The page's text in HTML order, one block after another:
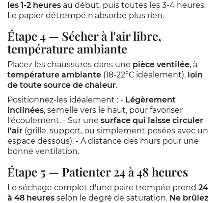
les 1-2 heures au début, puis toutes les 3-4 heures.
Le papier détrempé n'absorbe plus rien.
Étape 4 — Sécher à l'air libre,
température ambiante
Placez les chaussures dans une pièce ventilée, à
température ambiante (18-22°C idéalement), loin
de toute source de chaleur.
Positionnez-les idéalement : - Légèrement
inclinées, semelle vers le haut, pour favoriser
l'écoulement. - Sur une surface qui laisse circuler
l'air (grille, support, ou simplement posées avec un
espace dessous). - À distance des murs pour une
bonne ventilation.
Étape 5 — Patienter 24 à 48 heures
Le séchage complet d'une paire trempée prend 24
à 48 heures selon le degré de saturation. Ne brûlez